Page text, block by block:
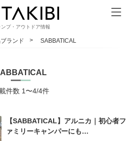
ンプ・アウトドア情報
ランド SABBATICAL
件数 1〜4/4件
【SABBATICAL】アルニカ｜初心者フ
ァミリーキャンパーにも…